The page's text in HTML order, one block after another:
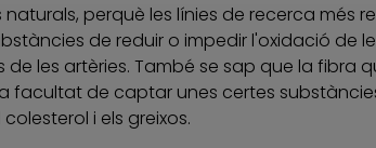
perquè les línies de recerca
de reduir o impedir l'oxidació de
de les artèries. També se sap que la fibra
facultat de captar unes certes
i els greixos.